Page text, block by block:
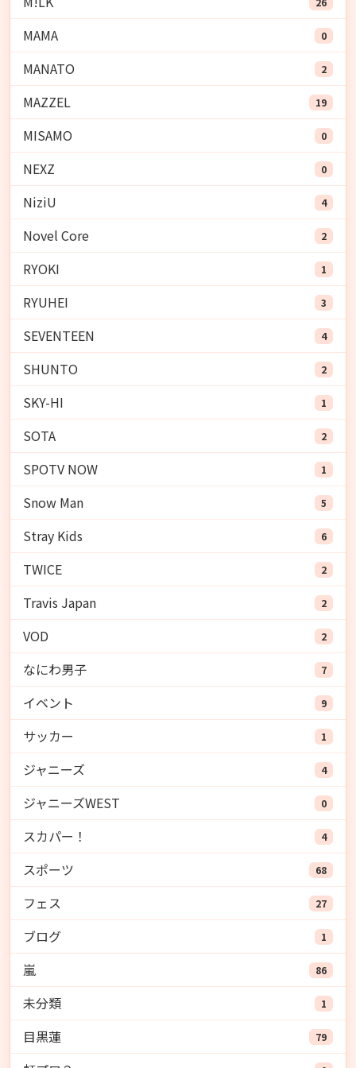
MAMA 0
MANATO 2
MAZZEL 19
MISAMO 0
NEXZ 0
NiziU 4
Novel Core 2
RYOKI 1
RYUHEI 3
SEVENTEEN 4
SHUNTO 2
SKY-HI 1
SOTA 2
SPOTV NOW 1
Snow Man 5
Stray Kids 6
TWICE 2
Travis Japan 2
VOD 2
なにわ男子 7
イベント 9
サッカー 1
ジャニーズ 4
ジャニーズWEST 0
スカパー！ 4
スポーツ 68
フェス 27
ブログ 1
嵐 86
未分類 1
目黒蓮 79